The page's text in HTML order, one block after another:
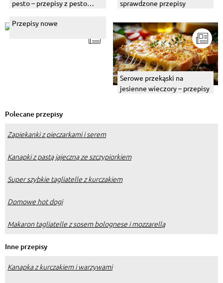
pesto – przepisy z pesto
sprawdzone przepisy
Przepisy nowe
Serowe przekąski na
jesienne wieczory – przepisy
Polecane przepisy
Zapiekanki z pieczarkami i serem
Kanapki z pastą jajeczną ze szczypiorkiem
Super szybkie tagliatelle z kurczakiem
Domowe hot dogi
Makaron tagliatelle z sosem bolognese i mozzarellą
Inne przepisy
Kanapka z kurczakiem i warzywami